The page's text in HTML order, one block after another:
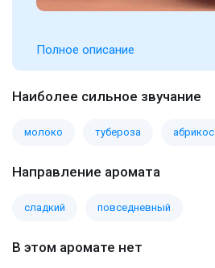
Полное описание
Наиболее сильное звучание
молоко тубероза абрикос
Направление аромата
сладкий повседневный
В этом аромате нет